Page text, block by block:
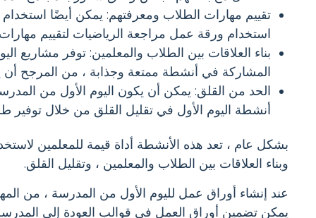
تقييم مهارات الطلاب ومعرفتهم: يمكن أيضًا
استخدام ورقة عمل مراجعة الرياضيات لتقييم
بناء العلاقات بين الطلاب والمعلمين: توفر
المشاركة في أنشطة ممتعة وجذابة ، من المرجح أن
الحد من القلق: يمكن أن يكون اليوم الأول من
أنشطة اليوم الأول في تقليل القلق من خلال
بشكل عام ، تعد هذه الأنشطة أداة قيمة للمعلمين
وبناء العلاقات بين الطلاب والمعلمين ، وتقليل القلق.
عند إنشاء أوراق عمل لليوم الأول من المدرسة ، من
يمكن تضمين أوراق العمل في قوالب العودة إلى